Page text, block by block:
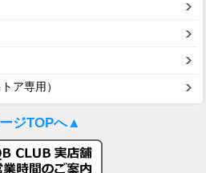
ア専用）
ジTOPへ▲